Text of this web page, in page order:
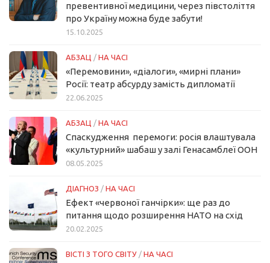
превентивної медицини, через півстоліття
про Україну можна буде забути!
15.10.2025
АБЗАЦ / НА ЧАСІ
«Перемовини», «діалоги», «мирні плани»
Росії: театр абсурду замість дипломатії
22.06.2025
АБЗАЦ / НА ЧАСІ
Спаскудження перемоги: росія влаштувала
«культурний» шабаш у залі Генасамблеї ООН
08.05.2025
ДІАГНОЗ / НА ЧАСІ
Ефект «червоної ганчірки»: ще раз до
питання щодо розширення НАТО на схід
20.02.2025
ВІСТІ З ТОГО СВІТУ / НА ЧАСІ